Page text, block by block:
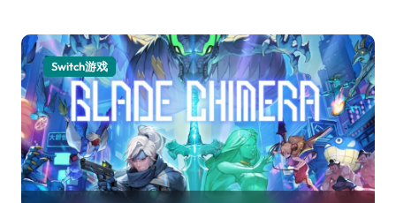
Switch游戏